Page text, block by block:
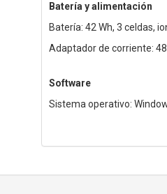
Batería y alimentación
Batería: 42 Wh, 3 celdas,
Adaptador de corriente: 48
Software
Sistema operativo: